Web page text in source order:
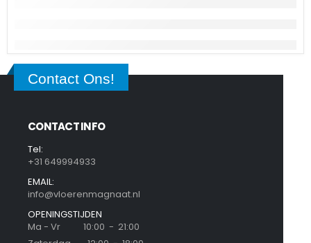
Contact Ons!
CONTACT INFO
Tel:
+31 649994933
EMAIL:
info@vloerenmagnaat.nl
OPENINGSTIJDEN
Ma - Vr 10:00 - 21:00